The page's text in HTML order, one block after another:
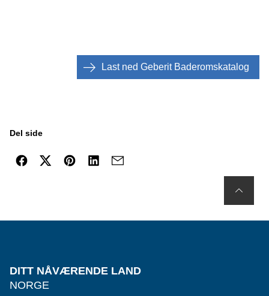
Last ned Geberit Baderomskatalog
Del side
DITT NÅVÆRENDE LAND
NORGE